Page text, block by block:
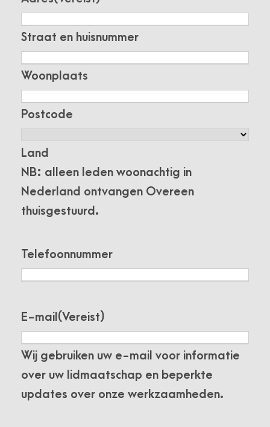
Straat en huisnummer
Woonplaats
Postcode
Land
NB: alleen leden woonachtig in
Nederland ontvangen Overeen
thuisgestuurd.
Telefoonnummer
E-mail (Vereist)
Wij gebruiken uw e-mail voor informatie
over uw lidmaatschap en beperkte
updates over onze werkzaamheden.